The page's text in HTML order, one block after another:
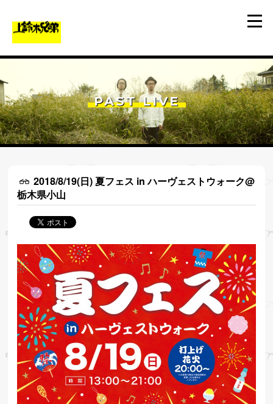
PAST LIVE
2018/8/19(日) 夏フェス in ハーヴェストウォーク@
栃木県小山